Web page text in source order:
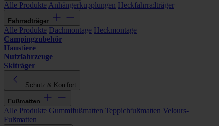
Alle Produkte Anhängerkupplungen Heckfahrradträger
Fahrradträger
Alle Produkte Dachmontage Heckmontage
Campingzubehör
Haustiere
Nutzfahrzeuge
Skiträger
Schutz & Komfort
Fußmatten
Alle Produkte Gummifußmatten Teppichfußmatten Velours-
Fußmatten